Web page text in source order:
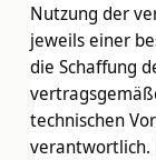
Nutzung der
jeweils einer
die Schaffung
technischen
verantwortlich.